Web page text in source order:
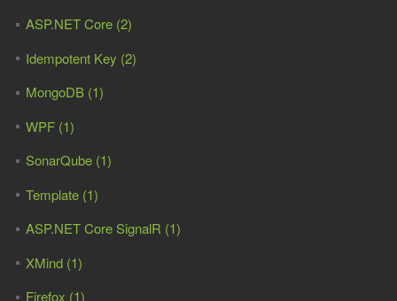
ASP.NET Core (2)
Idempotent Key (2)
MongoDB (1)
WPF (1)
SonarQube (1)
Template (1)
ASP.NET Core SignalR (1)
XMind (1)
Firefox (1)